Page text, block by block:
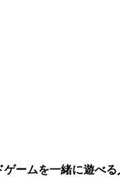
ームを一緒に遊べ